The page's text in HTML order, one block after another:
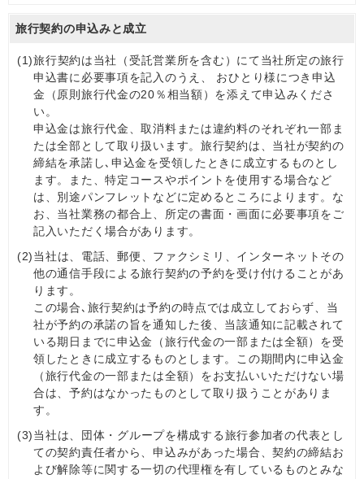
旅行契約の申込みと成立
(1)旅行契約は当社（受託営業所を含む）にて当社所定の旅行
申込書に必要事項を記入のうえ、 おひとり様につき申込
金（原則旅行代金の20％相当額）を添えて申込みくださ
い。
申込金は旅行代金、取消料または違約料のそれぞれ一部ま
たは全部として取り扱います。旅行契約は、当社が契約の
締結を承諾し､申込金を受領したときに成立するものとし
ます。また、特定コースやポイントを使用する場合など
は、別途パンフレットなどに定めるところによります。な
お、当社業務の都合上、所定の書面・画面に必要事項をご
記入いただく場合があります。
(2)当社は、電話、郵便、ファクシミリ、インターネットその
他の通信手段による旅行契約の予約を受け付けることがあ
ります。
この場合､旅行契約は予約の時点では成立しておらず、当
社が予約の承諾の旨を通知した後、当該通知に記載されて
いる期日までに申込金（旅行代金の一部または全額）を受
領したときに成立するものとします。この期間内に申込金
（旅行代金の一部または全額）をお支払いいただけない場
合は、予約はなかったものとして取り扱うことがありま
す。
(3)当社は、団体・グループを構成する旅行参加者の代表とし
ての契約責任者から、申込みがあった場合、契約の締結お
よび解除等に関する一切の代理権を有しているものとみな